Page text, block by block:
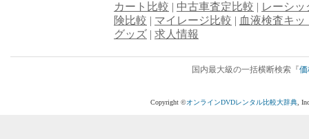
カート比較 | 中古車査定比較 | レーシッ
険比較 | マイレージ比較 | 血液検査キッ
グッズ | 求人情報
国内最大級の一括横断検索『価
Copyright ©オンラインDVDレンタル比較大辞典 ,